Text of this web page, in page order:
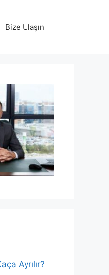
Bize Ulaşın
Ayrılır?